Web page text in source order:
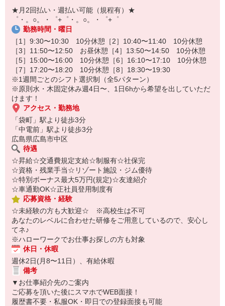
気になった方はお気軽にご相談ください！
★月2回払い・週払い可能（規程有）★
゜・。○。・゜+゜・。○。・゜+゜
勤務時間・曜日
［1］9:30〜10:30 10分休憩［2］10:40〜11:40 10分休憩
［3］11:50〜12:50 お昼休憩［4］13:50〜14:50 10分休憩
［5］15:00〜16:00 10分休憩［6］16:10〜17:10 10分休憩
［7］17:20〜18:20 10分休憩［8］18:30〜19:30
※1週間ごとのシフト選択制（全5パターン）
※原則水・木固定休み週4日〜、1日6hから希望を出していただ
けます！
アクセス・勤務地
「袋町」駅より徒歩3分
「中電前」駅より徒歩3分
広島県広島市中区
待遇
☆昇給☆交通費規定支給☆制服有☆社保完
☆資格・残業手当☆リゾート施設・ジム優待
☆特別ボーナス最大5万円(規定)☆友達紹介
☆車通勤OK☆正社員登用制度有
応募資格・経験
☆未経験の方も大歓迎☆ ※高校生は不可
あなたのレベルに合わせた研修をご用意しているので、安心し
てネ♪
※ハローワークでお仕事お探しの方も対象
休日・休暇
週休2日(月8〜11日）、有給休暇
備考
▼お仕事紹介先のご案内
ご応募を頂いた後にスマホでWEB面接！
履歴書不要・私服OK・即日での登録面接も可能